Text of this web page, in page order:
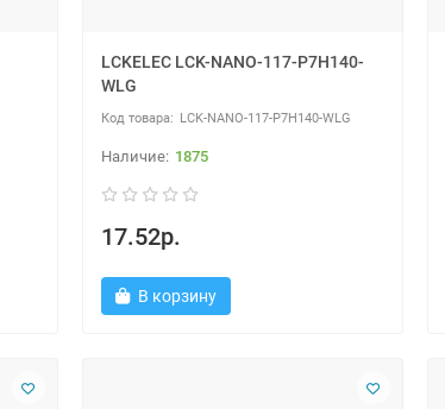
LCKELEC LCK-NANO-117-P7H140-
WLG
LCK-NANO-117-P7H140-WLG
1875
17.52р.
В корзину